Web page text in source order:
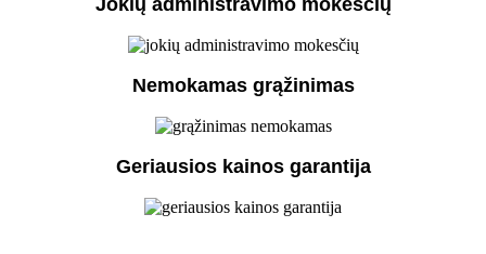
Nemokamas grąžinimas
Geriausios kainos garantija